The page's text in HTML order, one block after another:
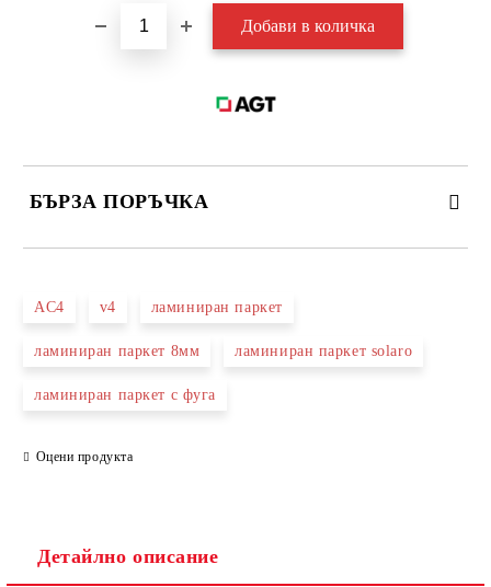
БЪРЗА ПОРЪЧКА
Ние ще се свържем с вас в рамките на работния ден.
AC4 v4 ламиниран паркет
ламиниран паркет 8мм ламиниран паркет solaro
ламиниран паркет с фуга
Оцени продукта
Детайлно описание